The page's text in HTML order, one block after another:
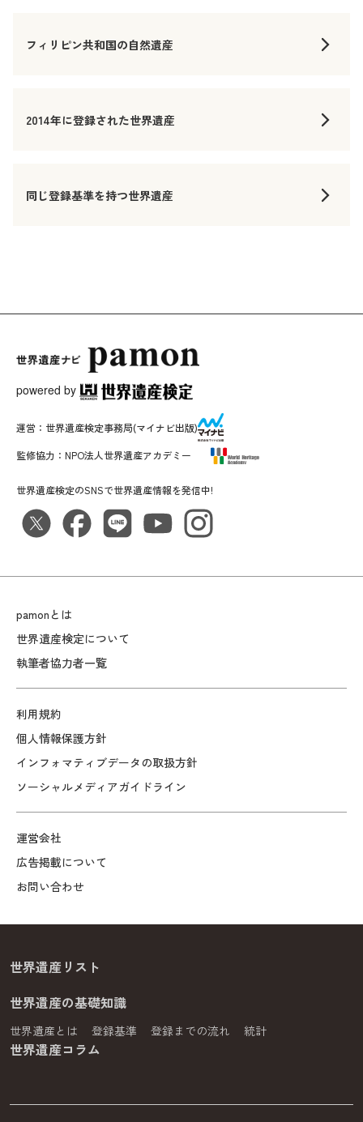
フィリピン共和国の自然遺産
2014年に登録された世界遺産
同じ登録基準を持つ世界遺産
powered by
pamonとは
世界遺産検定について
執筆者協力者一覧
利用規約
個人情報保護方針
インフォマティブデータの取扱方針
ソーシャルメディアガイドライン
運営会社
広告掲載について
お問い合わせ
世界遺産検定のSNSで世界遺産情報を発信中!
運営： 世界遺産検定事務局(マイナビ出版)
監修協力： NPO法人世界遺産アカデミー
世界遺産リスト
世界遺産の基礎知識
世界遺産とは 登録基準 登録までの流れ 統計
世界遺産コラム